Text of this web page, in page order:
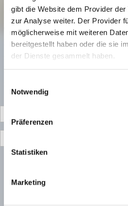
gibt die Website dem Provider
zur Analyse weiter. Der Provider
möglicherweise mit weiteren
bereitgestellt haben oder die sie
der Dienste gesammelt haben.
Notwendig
Präferenzen
Statistiken
Marketing
löschen oder der Zweck für die
Gesetzliche
Der Einsatz des CCM19-Cookie-
gesetzlich vorgeschriebenen
Einsatz von Cookies einzuholen.
Passwort:
Diese Webseite verwendet